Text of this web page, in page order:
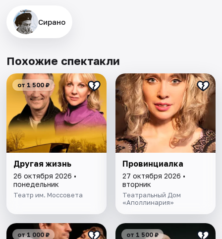
Сирано
Похожие спектакли
от 1 500 ₽
Другая жизнь
26 октября 2026 •
понедельник
Театр им. Моссовета
Провинциалка
27 октября 2026 •
вторник
Театральный Дом
«Аполлинария»
от 1 000 ₽ от 1 500 ₽